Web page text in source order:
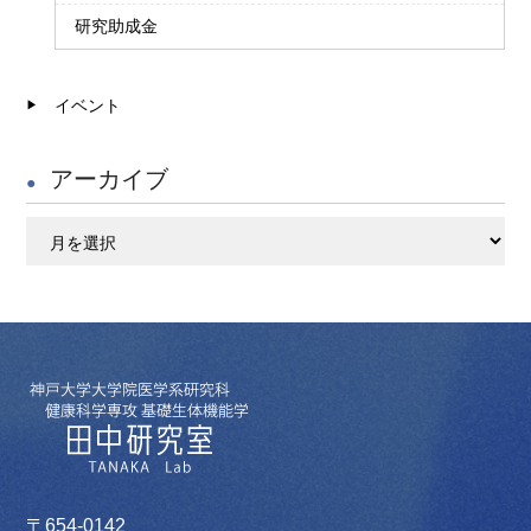
研究助成金
イベント
アーカイブ
〒654-0142